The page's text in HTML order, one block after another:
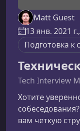
Matt Guest
13 янв. 2021
Подготовка к
Tech Interview
Хотите
вам четкую